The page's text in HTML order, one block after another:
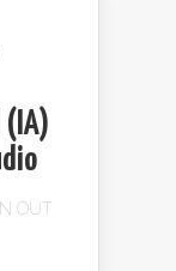
(IA)
OUT